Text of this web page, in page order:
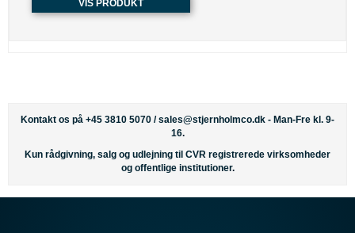
VIS PRODUKT
Kontakt os på +45 3810 5070 /sales@stjernholmco.dk - Man-Fre kl. 9-
16.
Kun rådgivning, salg og udlejning til CVR registrerede virksomheder
og offentlige institutioner.